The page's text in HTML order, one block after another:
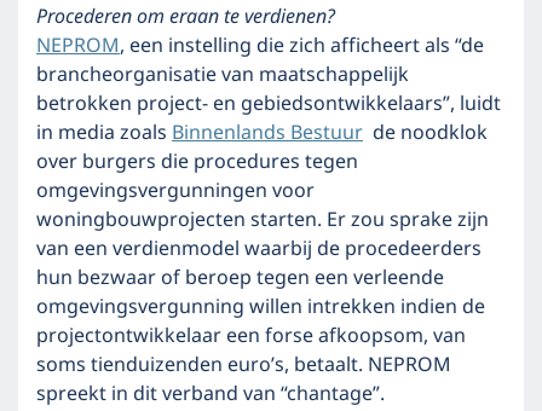
Procederen om eraan te verdienen?
NEPROM, een instelling die zich afficheert als “de
brancheorganisatie van maatschappelijk
betrokken project- en gebiedsontwikkelaars”, luidt
in media zoalsBinnenlands Bestuur de noodklok
over burgers die procedures tegen
omgevingsvergunningen voor
woningbouwprojecten starten. Er zou sprake zijn
van een verdienmodel waarbij de procedeerders
hun bezwaar of beroep tegen een verleende
omgevingsvergunning willen intrekken indien de
projectontwikkelaar een forse afkoopsom, van
soms tienduizenden euro’s, betaalt. NEPROM
spreekt in dit verband van “chantage”.